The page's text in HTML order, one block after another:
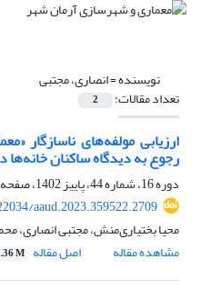
نویسنده =انصاری، مجتبی
تعداد مقالات: 2
ارزیابی مولفه‌های ناسازگار
رجوع به دیدگاه ساکنان خانه‌‌ها
دوره 16، شماره 44، پاییز 1402، صفحه
aaud.2023.359522.2709
محیا بختیاری‌منش، مجتبی انصاری،
مشاهده مقاله
اصل مقاله M